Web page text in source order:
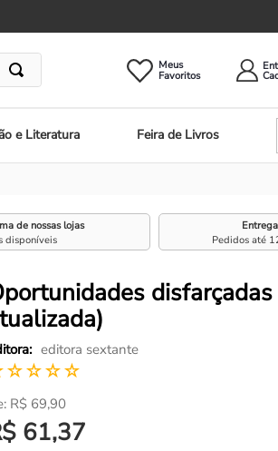
Meus
e Literatura Feira de Livros
de nossas lojas
disponíveis
Pedidos até
disfarçadas
editora sextante
☆☆☆☆
R$ 69,90
61,37